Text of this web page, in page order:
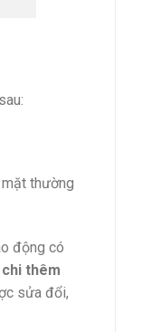
thường
động có
thêm
sửa đổi,